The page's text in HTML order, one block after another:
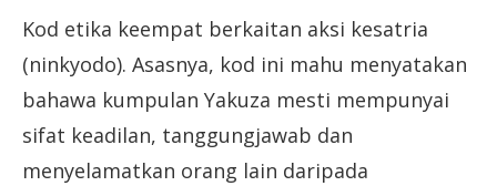
Kod etika keempat berkaitan aksi kesatria
(ninkyodo). Asasnya, kod ini mahu menyatakan
bahawa kumpulan Yakuza mesti mempunyai
sifat keadilan, tanggungjawab dan
menyelamatkan orang lain daripada